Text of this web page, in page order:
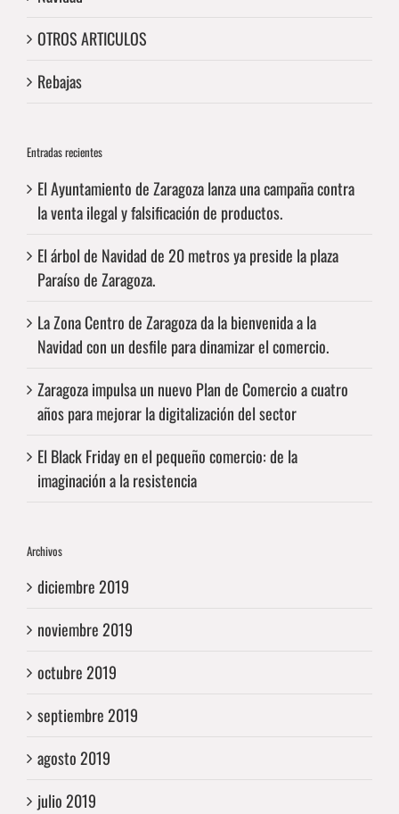
OTROS ARTICULOS
Rebajas
Entradas recientes
El Ayuntamiento de Zaragoza lanza una campaña contra
la venta ilegal y falsificación de productos.
El árbol de Navidad de 20 metros ya preside la plaza
Paraíso de Zaragoza.
La Zona Centro de Zaragoza da la bienvenida a la
Navidad con un desfile para dinamizar el comercio.
Zaragoza impulsa un nuevo Plan de Comercio a cuatro
años para mejorar la digitalización del sector
El Black Friday en el pequeño comercio: de la
imaginación a la resistencia
Archivos
diciembre 2019
noviembre 2019
octubre 2019
septiembre 2019
agosto 2019
julio 2019